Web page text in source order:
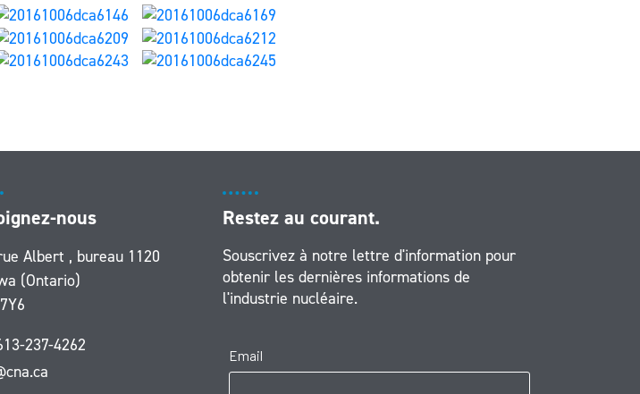
Restez au courant.
Souscrivez à notre lettre d'information pour
obtenir les dernières informations de
l'industrie nucléaire.
nous
Albert , bureau 1120
(Ontario)
237-4262